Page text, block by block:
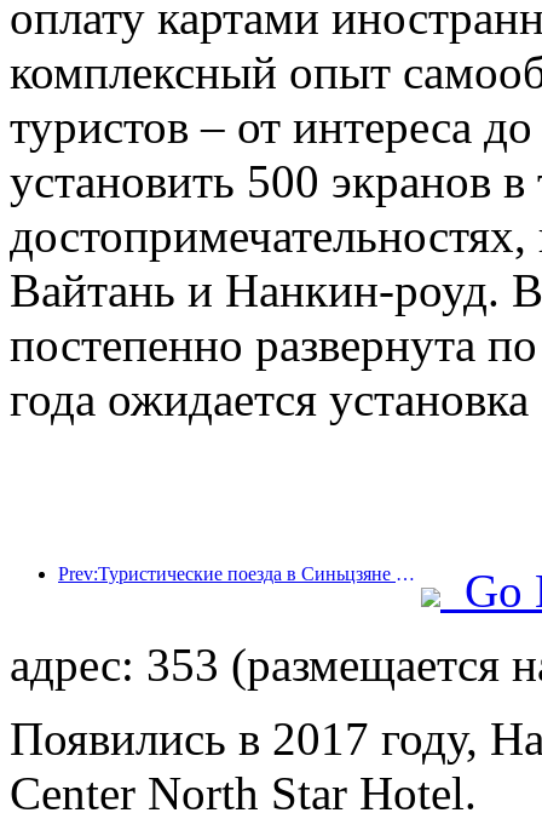
оплату картами
комплексный опыт
туристов – от интереса
установить 500 экранов
Вайтань и Нанкин-роуд.
постепенно развернута
года ожидается
Prev:Туристические поезда в Синьцзяне процветают, стимулируя культурную и туристическую экономику.
Go
адрес: 353 (размещается
Появились в 2017 году,
Center North Star Hotel.